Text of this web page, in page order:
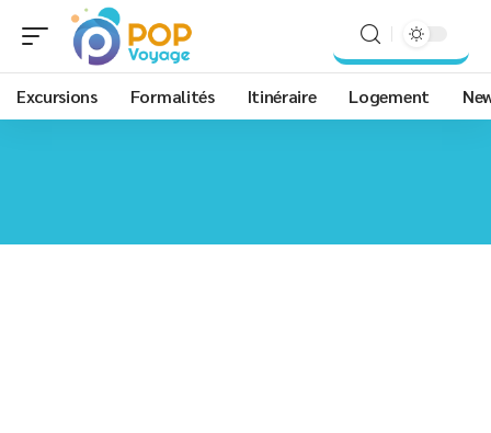
Excursions Formalités Itinéraire Logement